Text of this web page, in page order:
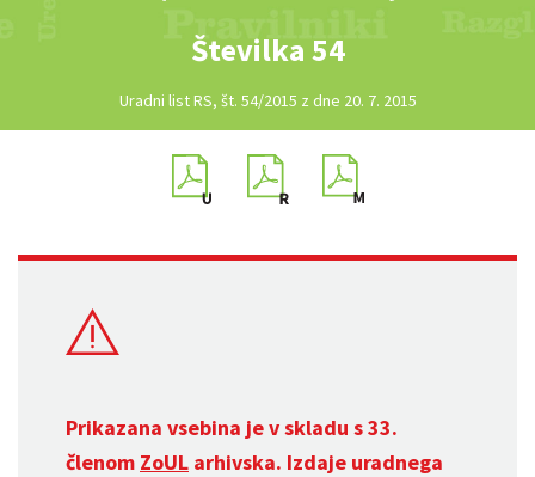
Številka 54
Uradni list RS, št. 54/2015 z dne 20. 7. 2015
Prikazana vsebina je v skladu s 33.
členom ZoUL arhivska. Izdaje uradnega